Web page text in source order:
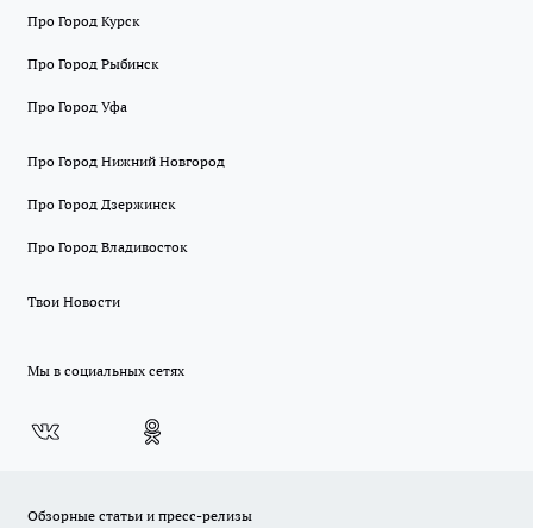
Про Город Курск
Про Город Рыбинск
Про Город Уфа
Про Город Нижний Новгород
Про Город Дзержинск
Про Город Владивосток
Твои Новости
Мы в социальных сетях
Обзорные статьи и пресс-релизы